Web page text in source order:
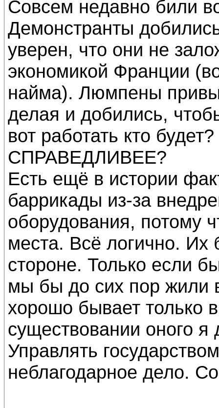
Совсем недавно били
Демонстранты
уверен, что они не
экономикой Франции
найма). Люмпены
делая и добились,
вот работать кто
СПРАВЕДЛИВЕЕ?
Есть ещё в истории
баррикады из-за
оборудования, потому
места. Всё логично. Их
стороне. Только если
мы бы до сих пор жили
хорошо бывает только
существовании оного
Управлять
неблагодарное дело.